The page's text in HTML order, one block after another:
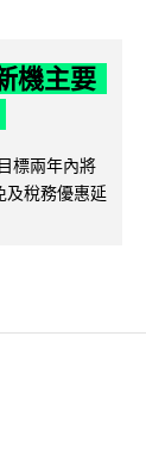
機主要
標兩年內將
及稅務優惠延